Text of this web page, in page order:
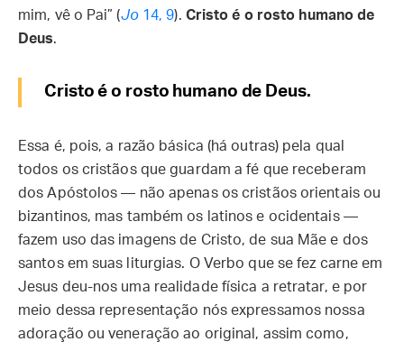
mim, vê o Pai” (Jo14, 9). Cristo é o rosto humano de
Deus.
Cristo é o rosto humano de Deus.
Essa é, pois, a razão básica (há outras) pela qual
todos os cristãos que guardam a fé que receberam
dos Apóstolos — não apenas os cristãos orientais ou
bizantinos, mas também os latinos e ocidentais —
fazem uso das imagens de Cristo, de sua Mãe e dos
santos em suas liturgias. O Verbo que se fez carne em
Jesus deu-nos uma realidade física a retratar, e por
meio dessa representação nós expressamos nossa
adoração ou veneração ao original, assim como,